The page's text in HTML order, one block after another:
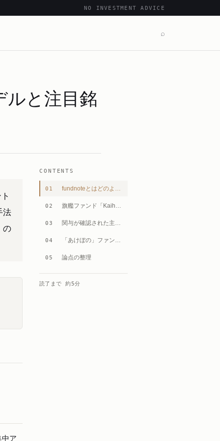
NO INVESTMENT ADVICE
⌕
ルと注目銘
CONTENTS
01
02
03
04
05 論点の整理
読了まで 約5分
法
の
中ア